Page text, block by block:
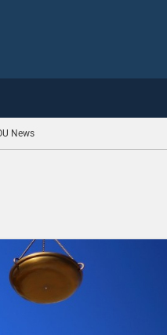
News